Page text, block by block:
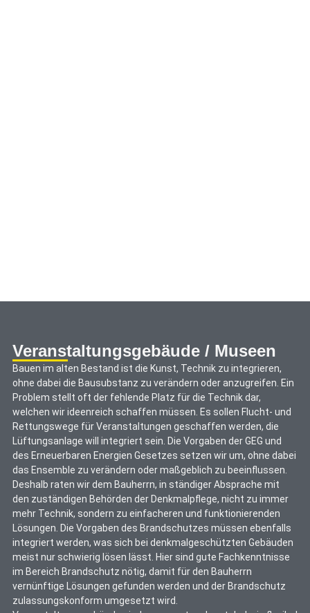
Veranstaltungsgebäude / Museen
Bauen im alten Bestand ist die Kunst, Technik zu integrieren,
ohne dabei die Bausubstanz zu verändern oder anzugreifen. Ein
Problem stellt oft der fehlende Platz für die Technik dar,
welchen wir ideenreich schaffen müssen. Es sollen Flucht- und
Rettungswege für Veranstaltungen geschaffen werden, die
Lüftungsanlage will integriert sein. Die Vorgaben der GEG und
des Erneuerbaren Energien Gesetzes setzen wir um, ohne dabei
das Ensemble zu verändern oder maßgeblich zu beeinflussen.
Deshalb raten wir dem Bauherrn, in ständiger Absprache mit
den zuständigen Behörden der Denkmalpflege, nicht zu immer
mehr Technik, sondern zu einfacheren und funktionierenden
Lösungen. Die Vorgaben des Brandschutzes müssen ebenfalls
integriert werden, was sich bei denkmalgeschützten Gebäuden
meist nur schwierig lösen lässt. Hier sind gute Fachkenntnisse
im Bereich Brandschutz nötig, damit für den Bauherrn
vernünftige Lösungen gefunden werden und der Brandschutz
zulassungskonform umgesetzt wird.